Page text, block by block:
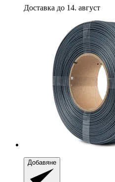
Доставка до 14. август
Добавяне